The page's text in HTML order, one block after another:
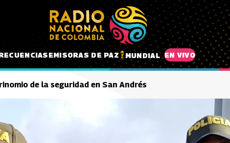
EMISORAS DE PAZ MUNDIAL EN VIVO
de la seguridad en San Andrés